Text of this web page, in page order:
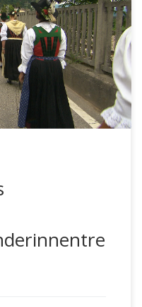
statt. Der Samstag
Marketenderinnen.
fanden sich an die
Landesteilen in
Ausgezeichnet